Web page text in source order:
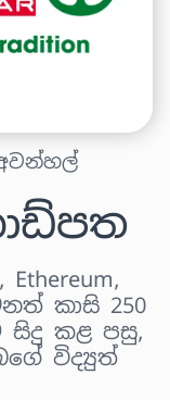
කාසි 250
කළ පසු,
විද්‍යුත්